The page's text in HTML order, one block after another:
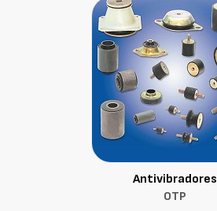
Antivibradores
OTP